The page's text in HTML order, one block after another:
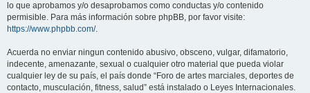
lo que aprobamos y/o desaprobamos como conductas y/o contenido
permisible. Para más información sobre phpBB, por favor visite:
https://www.phpbb.com/.
Acuerda no enviar ningun contenido abusivo, obsceno, vulgar, difamatorio,
indecente, amenazante, sexual o cualquier otro material que pueda violar
cualquier ley de su país, el país donde “Foro de artes marciales, deportes de
contacto, musculación, fitness, salud” está instalado o Leyes Internacionales.